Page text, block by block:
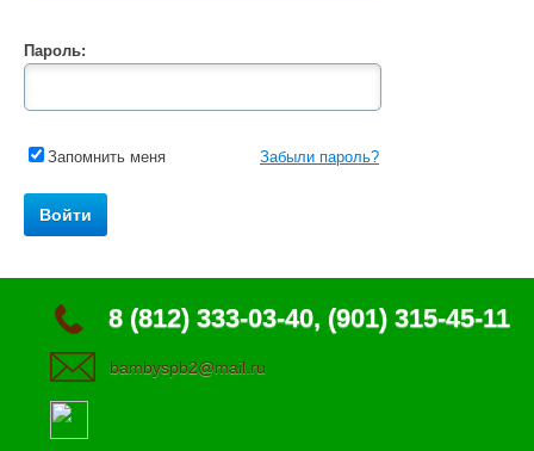
Пароль:
Запомнить меня Забыли пароль?
8 (812) 333-03-40, (901) 315-45-11
bambyspb2@mail.ru